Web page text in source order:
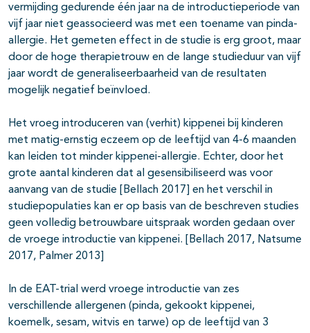
vermijding gedurende één jaar na de introductieperiode van
vijf jaar niet geassocieerd was met een toename van pinda-
allergie. Het gemeten effect in de studie is erg groot, maar
door de hoge therapietrouw en de lange studieduur van vijf
jaar wordt de generaliseerbaarheid van de resultaten
mogelijk negatief beïnvloed.
Het vroeg introduceren van (verhit) kippenei bij kinderen
met matig-ernstig eczeem op de leeftijd van 4-6 maanden
kan leiden tot minder kippenei-allergie. Echter, door het
grote aantal kinderen dat al gesensibiliseerd was voor
aanvang van de studie [Bellach 2017] en het verschil in
studiepopulaties kan er op basis van de beschreven studies
geen volledig betrouwbare uitspraak worden gedaan over
de vroege introductie van kippenei. [Bellach 2017, Natsume
2017, Palmer 2013]
In de EAT-trial werd vroege introductie van zes
verschillende allergenen (pinda, gekookt kippenei,
koemelk, sesam, witvis en tarwe) op de leeftijd van 3